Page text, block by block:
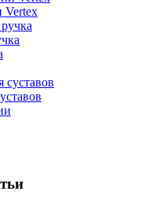
Vertex